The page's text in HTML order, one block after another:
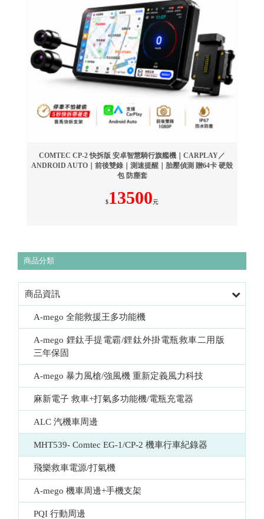
COMTEC CP-2 快拆版 安卓智慧騎行旗艦機｜CARPLAY／
ANDROID AUTO｜前後雙錄｜測速提醒｜胎壓偵測 贈64卡 硬殼
包 防塵套
$13500元
商品分類
商品資訊
A-mego 全能救援王多功能機
A-mego 鋰鈦手提電霸/鋰鈦外掛電瓶救車二用版
三年保固
A-mego 暴力風槍/強風機 重新定義風力科技
麻新電子 救車+打氣多功能機/電瓶充電器
ALC 汽機車周邊
MHT539- Comtec EG-1/CP-2 機車行車紀錄器
飛樂救車電源/打氣機
A-mego 機車周邊+手機支架
PQI 行動周邊